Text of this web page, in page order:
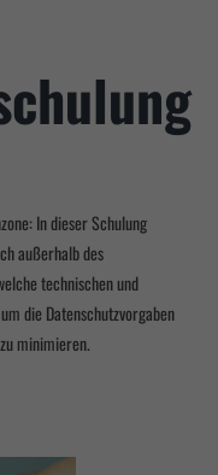
In dieser Schulung
außerhalb des
technischen und
die Datenschutzvorgaben
minimieren.